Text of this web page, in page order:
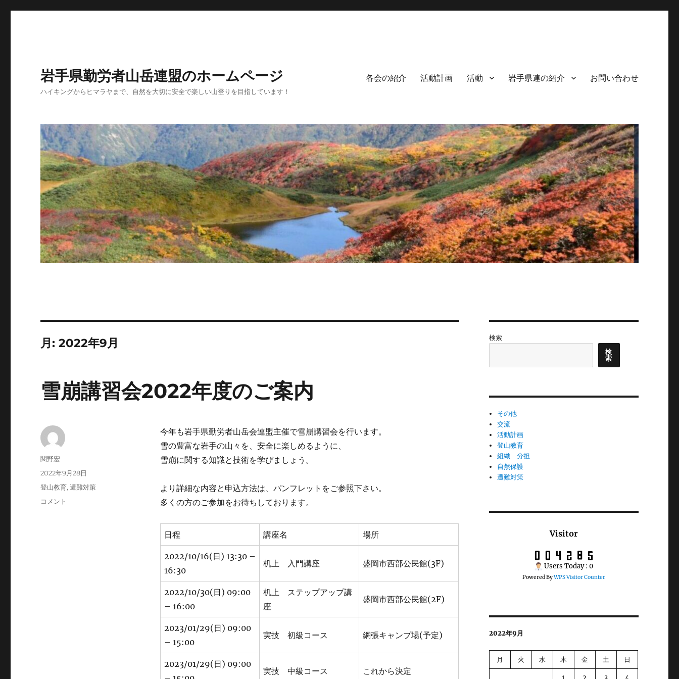
岩手県勤労者山岳連盟のホームページ
ハイキングからヒマラヤまで、自然を大切に安全で楽しい山登りを目指しています！
各会の紹介 活動計画 活動 岩手県連の紹介 お問い合わせ
月:2022年9月
雪崩講習会2022年度のご案内
今年も岩手県勤労者山岳会連盟主催で雪崩講習会を行います。
雪の豊富な岩手の山々を、安全に楽しめるように、
雪崩に関する知識と技術を学びましょう。
より詳細な内容と申込方法は、パンフレットをご参照下さい。
多くの方のご参加をお待ちしております。
日程 講座名 場所
2022/10/16(日) 13:30 –
16:30
机上 入門講座 盛岡市西部公民館(3F)
2022/10/30(日) 09:00
– 16:00
机上 ステップアップ講
座
盛岡市西部公民館(2F)
2023/01/29(日) 09:00
– 15:00
実技 初級コース 網張キャンプ場(予定)
2023/01/29(日) 09:00
実技 中級コース これから決定
投
関野宏
投
稿
2022年9月28日
カ
登山教育,遭難対策
雪
コメント
検索
検
索
その他
交流
活動計画
登山教育
組織 分担
自然保護
遭難対策
Visitor
Users Today : 0
Powered ByWPS Visitor Counter
2022年9月
月 火 水 木 金 土 日